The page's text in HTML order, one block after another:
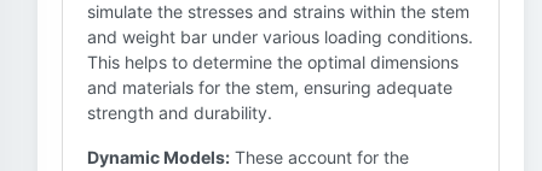
simulate the stresses and strains within the stem
and weight bar under various loading conditions.
This helps to determine the optimal dimensions
and materials for the stem, ensuring adequate
strength and durability.
Dynamic Models: These account for the